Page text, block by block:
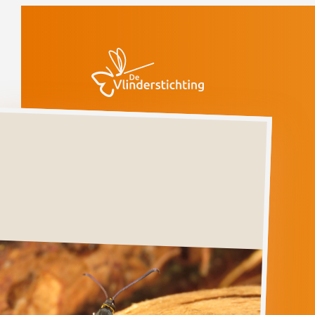
wespvlinder
SYNANTHEDON
SPULERI